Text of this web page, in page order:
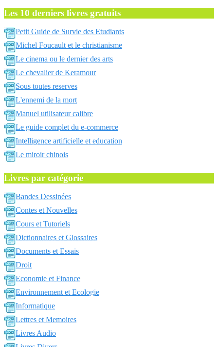
Les 10 derniers livres gratuits
Petit Guide de Survie des Etudiants
Michel Foucault et le christianisme
Le cinema ou le dernier des arts
Le chevalier de Keramour
Sous toutes reserves
L'ennemi de la mort
Manuel utilisateur calibre
Le guide complet du e-commerce
Intelligence artificielle et education
Le miroir chinois
Livres par catégorie
Bandes Dessinées
Contes et Nouvelles
Cours et Tutoriels
Dictionnaires et Glossaires
Documents et Essais
Droit
Economie et Finance
Environnement et Ecologie
Informatique
Lettres et Memoires
Livres Audio